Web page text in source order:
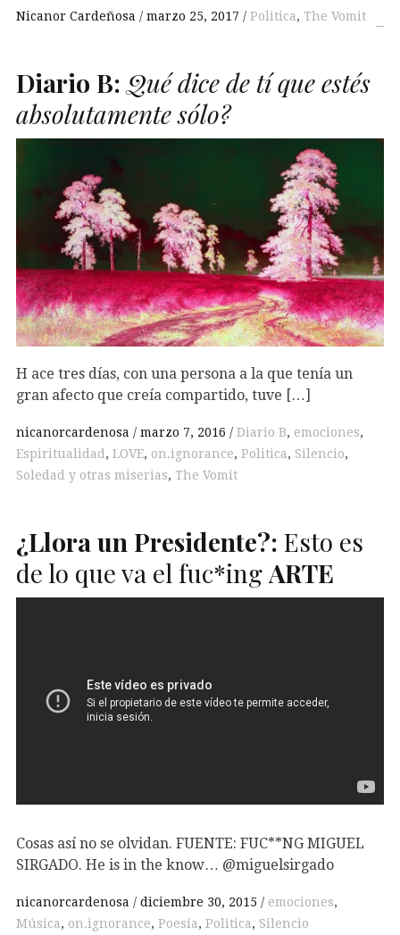
Nicanor Cardeñosa marzo 25, 2017 Politica, The Vomit
Diario B:Qué dice de tí que estés
absolutamente sólo?
H ace tres días, con una persona a la que tenía un
gran afecto que creía compartido, tuve […]
nicanorcardenosa marzo 7, 2016 Diario B, emociones,
Espiritualidad , LOVE, on.ignorance, Politica, Silencio,
Soledad y otras miserias, The Vomit
¿Llora un Presidente?: Esto es
de lo que va el fuc*ingARTE
Cosas así no se olvidan. FUENTE: FUC**NG MIGUEL
SIRGADO. He is in the know… @miguelsirgado
nicanorcardenosa diciembre 30, 2015 emociones,
Música, on.ignorance, Poesía, Politica, Silencio